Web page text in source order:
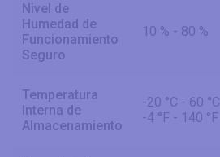
Nivel de
Humedad de
Funcionamiento
Seguro
10 % - 80 %
Temperatura
Interna de
Almacenamiento
-20 °C - 60 °C
-4 °F - 140 °F